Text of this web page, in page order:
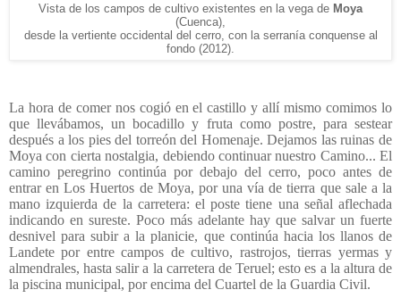
Vista de los campos de cultivo existentes en la vega de Moya
(Cuenca),
desde la vertiente occidental del cerro, con la serranía conquense al
fondo (2012).
La hora de comer nos cogió en el castillo y allí mismo comimos lo
que llevábamos, un bocadillo y fruta como postre, para sestear
después a los pies del torreón del Homenaje. Dejamos las ruinas de
Moya con cierta nostalgia, debiendo continuar nuestro Camino... El
camino peregrino continúa por debajo del cerro, poco antes de
entrar en Los Huertos de Moya, por una vía de tierra que sale a la
mano izquierda de la carretera: el poste tiene una señal aflechada
indicando en sureste. Poco más adelante hay que salvar un fuerte
desnivel para subir a la planicie, que continúa hacia los llanos de
Landete por entre campos de cultivo, rastrojos, tierras yermas y
almendrales, hasta salir a la carretera de Teruel; esto es a la altura de
la piscina municipal, por encima del Cuartel de la Guardia Civil.